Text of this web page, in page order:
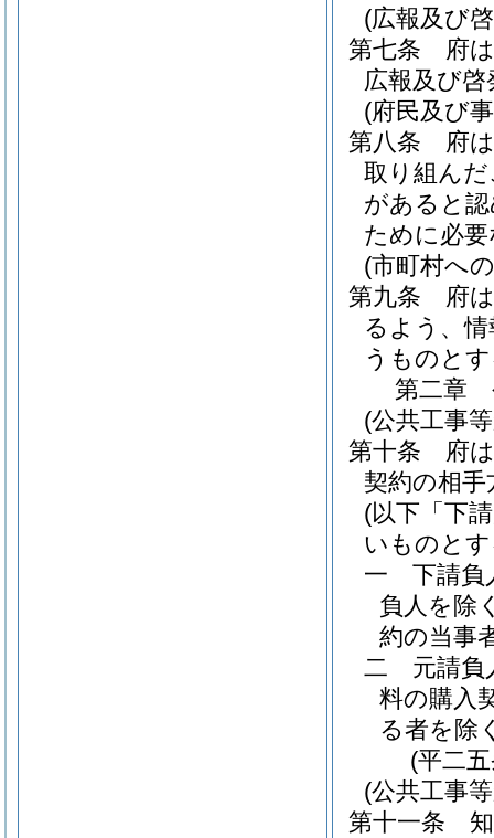
(広報及び
第七条
府
広報及び
(府民及び
第八条
府
取り組ん
があると
ために必
(市町村へ
第九条
府
るよう、
うものと
第二章
(公共工事
第十条
府
契約の相手
(以下「下
いものと
一
下請負
負人を除
約の当事
二
元請負
料の購入
る者を除
(平二
(公共工事
第十一条